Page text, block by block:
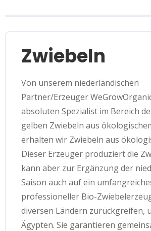
Zwiebeln
Von unserem niederländischen
Partner/Erzeuger
absoluten Spezialist im Bereich
gelben Zwiebeln aus
erhalten wir Zwiebeln aus
Dieser Erzeuger produziert die
kann aber zur Ergänzung der
Saison auch auf ein
professioneller Bio-
diversen Ländern zurückgreifen,
Ägypten. Sie garantieren